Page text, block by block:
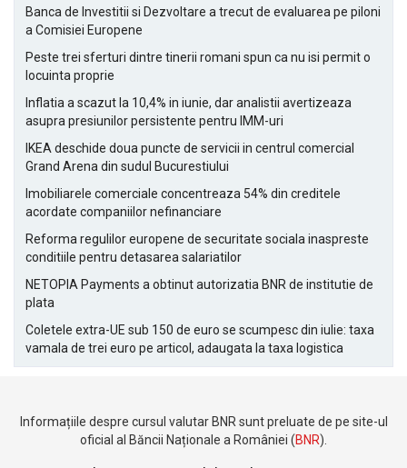
Banca de Investitii si Dezvoltare a trecut de evaluarea pe piloni
a Comisiei Europene
Peste trei sferturi dintre tinerii romani spun ca nu isi permit o
locuinta proprie
Inflatia a scazut la 10,4% in iunie, dar analistii avertizeaza
asupra presiunilor persistente pentru IMM-uri
IKEA deschide doua puncte de servicii in centrul comercial
Grand Arena din sudul Bucurestiului
Imobiliarele comerciale concentreaza 54% din creditele
acordate companiilor nefinanciare
Reforma regulilor europene de securitate sociala inaspreste
conditiile pentru detasarea salariatilor
NETOPIA Payments a obtinut autorizatia BNR de institutie de
plata
Coletele extra-UE sub 150 de euro se scumpesc din iulie: taxa
vamala de trei euro pe articol, adaugata la taxa logistica
Informațiile despre cursul valutar BNR sunt preluate de pe site-ul
oficial al Băncii Naționale a României (BNR).